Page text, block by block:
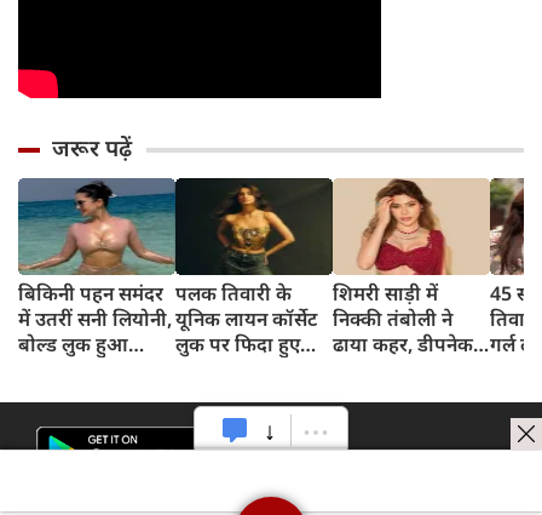
जरूर पढ़ें
बिकिनी पहन समंदर
में उतरीं सनी लियोनी,
बोल्ड लुक हुआ
पलक तिवारी के
यूनिक लायन कॉर्सेट
लुक पर फिदा हुए
शिमरी साड़ी में
निक्की तंबोली ने
ढाया कहर, डीपनेक
45
गर्ल